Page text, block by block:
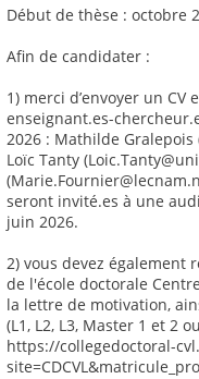
Début de thèse : octobre
Afin de candidater :
1) merci d’envoyer un
enseignant.es-
2026 : Mathilde
Loïc Tanty
seront invité.es à une
juin 2026.
2) vous devez également
de l'école doctorale
la lettre de motivation,
(L1, L2, L3, Master 1 et 2
https://collegedoctoral-